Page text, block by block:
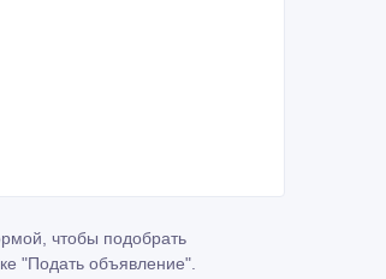
чтобы подобрать
"Подать объявление".